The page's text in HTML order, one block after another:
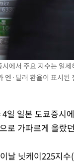
신의 기회로 삼겠다"
망과 걱정 안겨드려
㎜ 비
스닥 1.3%↑
에서 주요 지수는 일
엔·달러 환율이 표시
일 일본 도쿄증시
로 가파르게 올랐
날 닛케이225지